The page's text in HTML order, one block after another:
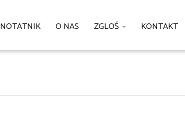
NOTATNIK O NAS ZGLOŚ KONTAKT